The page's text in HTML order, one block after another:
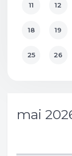
11 12
18 19
25 26
mai